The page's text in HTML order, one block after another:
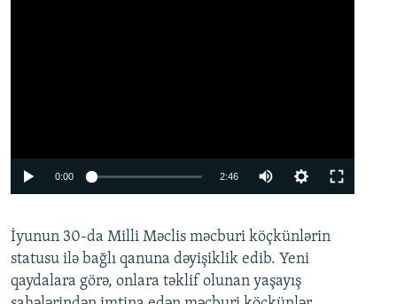
0:00 2:46
360p
480p
720p
İyunun 30-da Milli Məclis məcburi köçkünlərin
statusu ilə bağlı qanuna dəyişiklik edib. Yeni
qaydalara görə, onlara təklif olunan yaşayış